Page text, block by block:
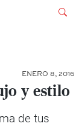
ENERO 8, 2016
y estilo
de tus